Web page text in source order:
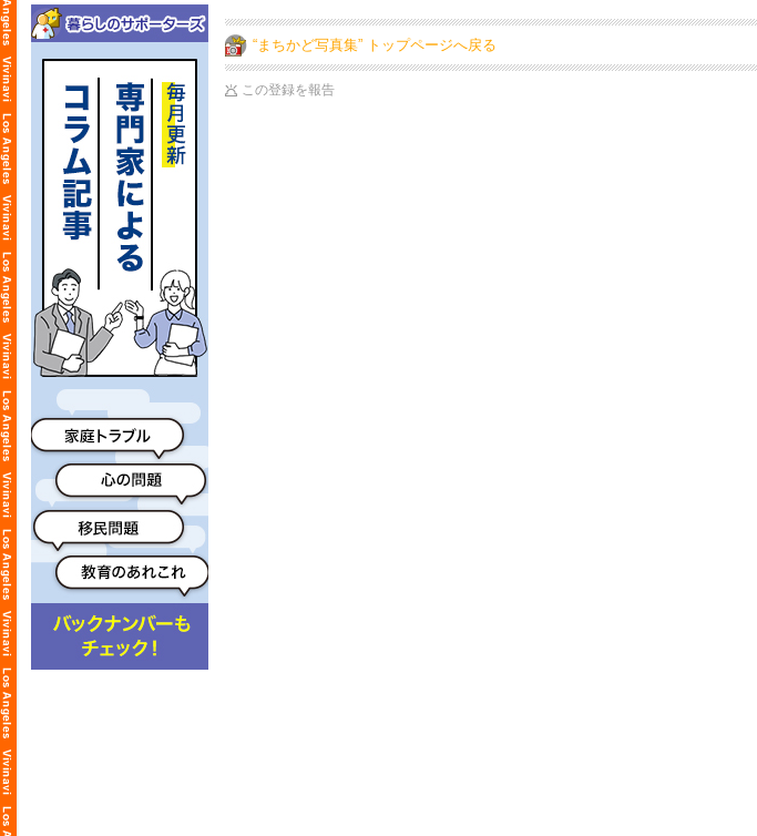
“まちかど写真集” トップページへ戻る
この登録を報告